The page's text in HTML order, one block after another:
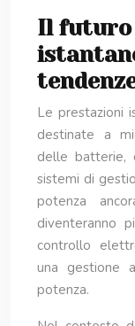
Il futuro
Le prestazioni
destinate a
delle batterie,
sistemi di
potenza
diventeranno
controllo
una gestione
potenza.